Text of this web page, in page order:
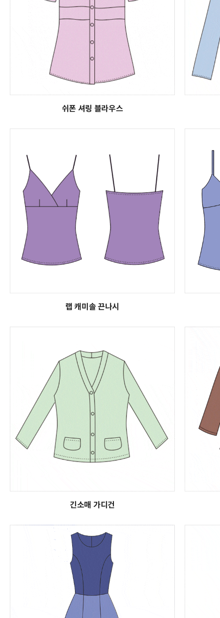
쉬폰 셔링 블라우스
랩 캐미솔 끈나시
긴소매 가디건